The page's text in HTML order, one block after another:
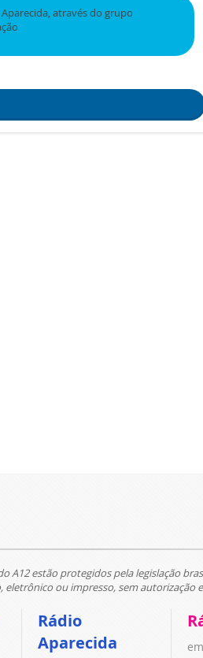
através do grupo
A12 estão protegidos pela legislação
ou impresso, sem autorização
Rádio
Aparecida